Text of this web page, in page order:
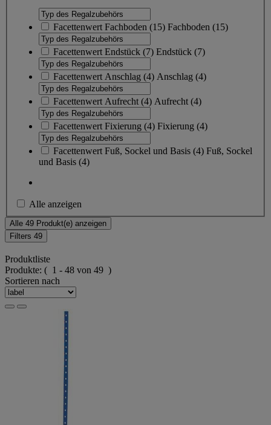
Facettenwert Fachboden (15) Fachboden (15)
Facettenwert Endstück (7) Endstück (7)
Facettenwert Anschlag (4) Anschlag (4)
Facettenwert Aufrecht (4) Aufrecht (4)
Facettenwert Fixierung (4) Fixierung (4)
Facettenwert Fuß, Sockel und Basis (4) Fuß, Sockel
und Basis (4)
Alle anzeigen
Alle 49 Produkt(e) anzeigen
Filters 49
Produktliste
Produkte: ( 1 - 48 von 49 )
Sortieren nach